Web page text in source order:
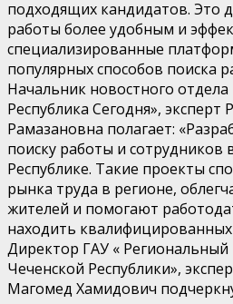
подходящих кандидатов. Это
работы более удобным и
специализированные
популярных способов поиска
Начальник новостного
Республика Сегодня», эксперт
Рамазановна полагает:
поиску работы и сотрудников
Республике. Такие проекты
рынка труда в регионе,
жителей и помогают
находить квалифицированных
Директор ГАУ «
Чеченской Республики»,
Магомед Хамидович